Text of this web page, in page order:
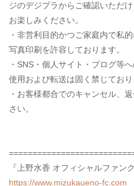
ジのデジプラからご確認いただ
お楽しみください。
・非営利目的かつご家庭内で私
写真印刷を許容しております。
・SNS・個人サイト・ブログ等
使用および転送は固く禁じており
・お客様都合でのキャンセル、
さい。
『上野水香 オフィシャルファンク
https://www.mizukaueno-fc.com